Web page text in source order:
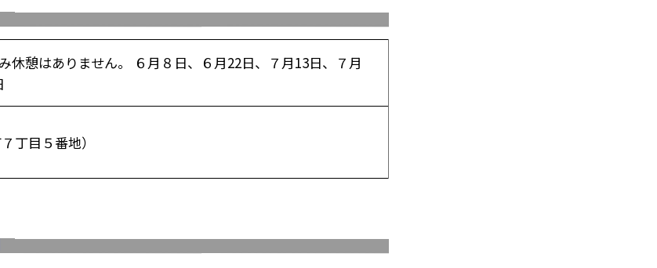
憩はありません。 ６月８日、６月22日、７月13日、７月
丁目５番地）